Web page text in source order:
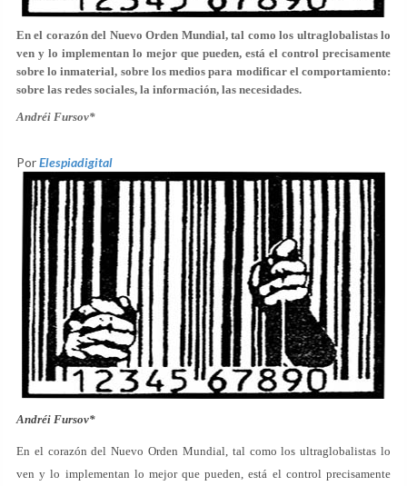
En el corazón del Nuevo Orden Mundial, tal como los ultraglobalistas lo
ven y lo implementan lo mejor que pueden, está el control precisamente
sobre lo inmaterial, sobre los medios para modificar el comportamiento:
sobre las redes sociales, la información, las necesidades.
Andréi Fursov*
PorElespiadigital
Andréi Fursov*
En el corazón del Nuevo Orden Mundial, tal como los ultraglobalistas lo
ven y lo implementan lo mejor que pueden, está el control precisamente